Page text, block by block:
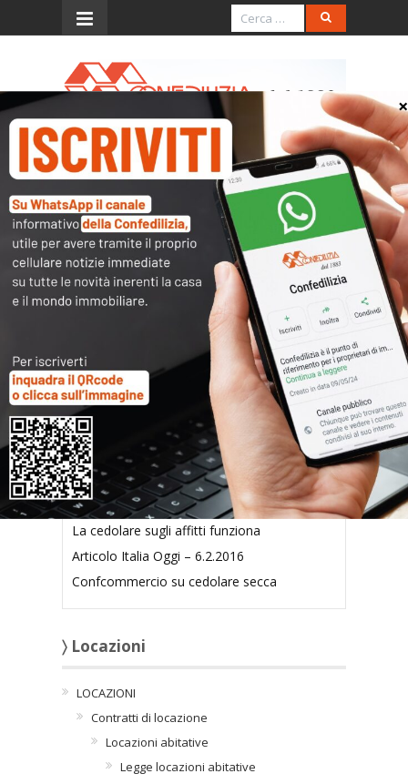
Menu
Interrogazione Camera dei
Deputati
Scarica e stampa il pdf
Interrogazione a risposta scritta n.
4/10710 al Ministero dell’economia
e delle finanze e al Ministero dello
sviluppo economico
Articoli collegati
Proseguire con correzione errori su fiscalità
immobiliare
La cedolare sugli affitti funziona
Articolo Italia Oggi – 6.2.2016
Confcommercio su cedolare secca
〉 Locazioni
LOCAZIONI
Contratti di locazione
Locazioni abitative
Legge locazioni abitative